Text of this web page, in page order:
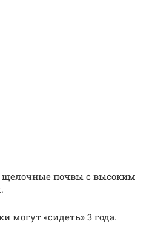
почвы с высоким
могут «сидеть» 3 года.